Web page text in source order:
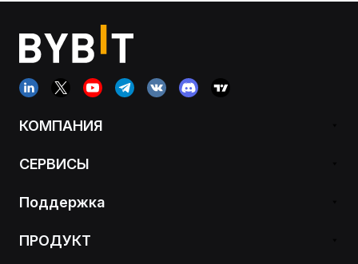
КОМПАНИЯ
СЕРВИСЫ
Поддержка
ПРОДУКТ